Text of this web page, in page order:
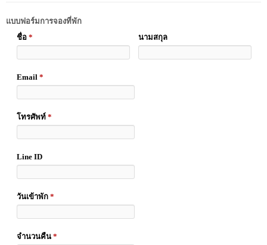
แบบฟอร์มการจองที่พัก
ชื่อ * นามสกุล
Email *
โทรศัพท์ *
Line ID
วันเข้าพัก *
จำนวนคืน *